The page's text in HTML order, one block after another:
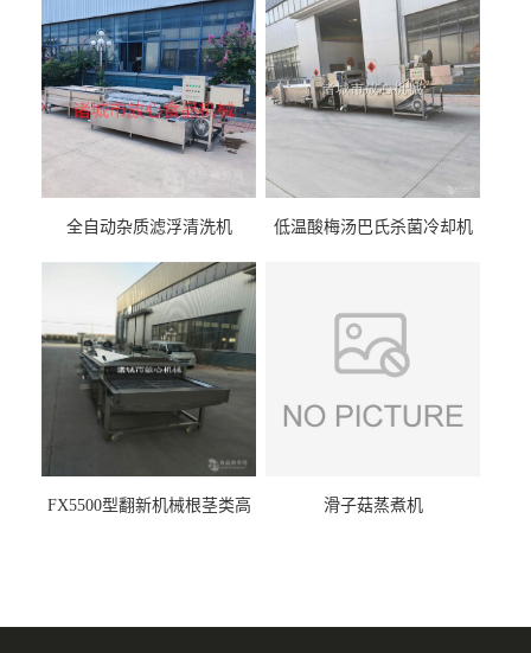
全自动杂质滤浮清洗机 低温酸梅汤巴氏杀菌冷却机
FX5500型翻新机械根茎类高
滑子菇蒸煮机